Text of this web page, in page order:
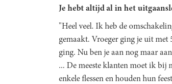
Je hebt altijd al in het
"Heel veel. Ik heb de
gemaakt. Vroeger ging je uit met
ging. Nu ben je aan nog maar
... De meeste klanten moet ik bij
enkele flessen en houden hun